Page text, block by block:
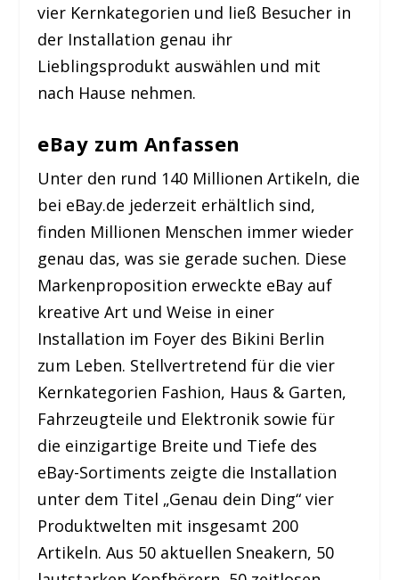
vier Kernkategorien und ließ Besucher in
der Installation genau ihr
Lieblingsprodukt auswählen und mit
nach Hause nehmen.
eBay zum Anfassen
Unter den rund 140 Millionen Artikeln, die
bei eBay.de jederzeit erhältlich sind,
finden Millionen Menschen immer wieder
genau das, was sie gerade suchen. Diese
Markenproposition erweckte eBay auf
kreative Art und Weise in einer
Installation im Foyer des Bikini Berlin
zum Leben. Stellvertretend für die vier
Kernkategorien Fashion, Haus & Garten,
Fahrzeugteile und Elektronik sowie für
die einzigartige Breite und Tiefe des
eBay-Sortiments zeigte die Installation
unter dem Titel „Genau dein Ding“ vier
Produktwelten mit insgesamt 200
Artikeln. Aus 50 aktuellen Sneakern, 50